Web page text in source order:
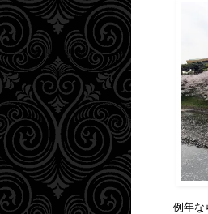
例年な